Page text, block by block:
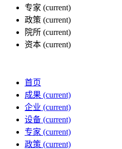
专家 (current)
政策 (current)
院所 (current)
资本 (current)
首页
成果 (current)
企业 (current)
设备 (current)
专家 (current)
政策 (current)